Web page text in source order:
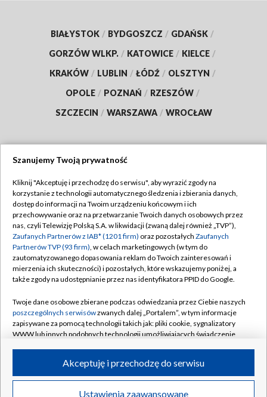
BIAŁYSTOK / BYDGOSZCZ / GDAŃSK /
GORZÓW WLKP. / KATOWICE / KIELCE /
KRAKÓW / LUBLIN / ŁÓDŹ / OLSZTYN /
OPOLE / POZNAŃ / RZESZÓW /
SZCZECIN / WARSZAWA / WROCŁAW
TVP
Abonament TVP
Emisja w TVP
Centrum informacji TVP
Naziemna Telewizja Cyfrowa
Rada Programowa
System NOS
Informacje o nadawcy
Program dla prasy
Regulamin TVP
Polityka prywatności
Moje zgody
Pomoc
Kontakt
Kanały
©2026 Telewizja Polska S.A. w likwidacji
Szanujemy Twoją prywatność
Kliknij "Akceptuję i przechodzę do serwisu", aby wyrazić zgody na
korzystanie z technologii automatycznego śledzenia i zbierania danych,
dostęp do informacji na Twoim urządzeniu końcowym i ich
przechowywanie oraz na przetwarzanie Twoich danych osobowych przez
nas, czyli Telewizję Polską S.A. w likwidacji (zwaną dalej również „TVP”),
Zaufanych Partnerów z IAB* (1201 firm) oraz pozostałych Zaufanych
Partnerów TVP (93 firm), w celach marketingowych (w tym do
zautomatyzowanego dopasowania reklam do Twoich zainteresowań i
mierzenia ich skuteczności) i pozostałych, które wskazujemy poniżej, a
także zgody na udostępnianie przez nas identyfikatora PPID do Google.
Twoje dane osobowe zbierane podczas odwiedzania przez Ciebie naszych
poszczególnych serwisówzwanych dalej „Portalem”, w tym informacje
zapisywane za pomocą technologii takich jak: pliki cookie, sygnalizatory
WWW lub innych podobnych technologii umożliwiających świadczenie
ruchu w Internecie.
Twoje dane osobowe zbierane podczas odwiedzania przez Ciebie
Ustawienia zaawansowane
Akceptuję i przechodzę do serwisu